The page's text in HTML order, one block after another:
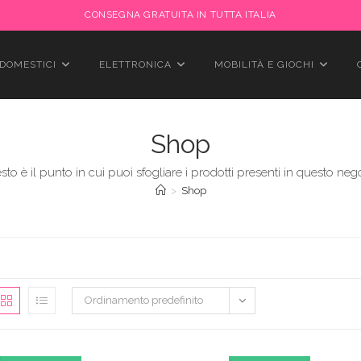
CONSEGNA GRATUITA IN TUTTA ITALIA
ELETTRONICA MOBILITÀ E GIOCHI
Shop
è il punto in cui puoi sfogliare i prodotti presenti in questo
> Shop
Ordinamento predefinito